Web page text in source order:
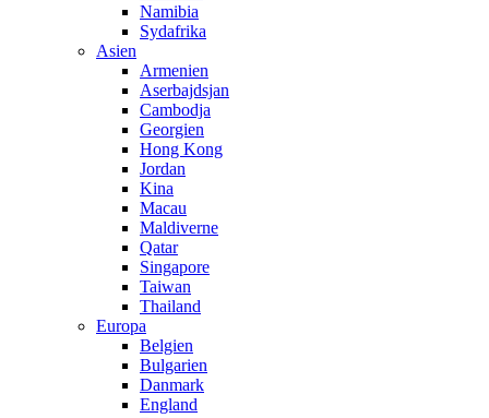
Namibia
Sydafrika
Asien
Armenien
Aserbajdsjan
Cambodja
Georgien
Hong Kong
Jordan
Kina
Macau
Maldiverne
Qatar
Singapore
Taiwan
Thailand
Europa
Belgien
Bulgarien
Danmark
England